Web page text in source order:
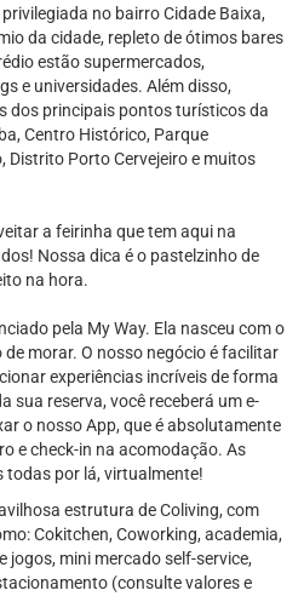
no bairro Cidade Baixa,
da cidade, repleto de ótimos bares
estão supermercados,
e universidades. Além disso,
dos principais pontos turísticos da
Centro Histórico, Parque
Distrito Porto Cervejeiro e muitos
a feirinha que tem aqui na
Nossa dica é o pastelzinho de
na hora.
pela My Way. Ela nasceu com o
morar. O nosso negócio é facilitar
experiências incríveis de forma
sua reserva, você receberá um e-
o nosso App, que é absolutamente
e check-in na acomodação. As
todas por lá, virtualmente!
estrutura de Coliving, com
Cokitchen, Coworking, academia,
jogos, mini mercado self-service,
(consulte valores e